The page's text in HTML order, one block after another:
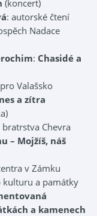
(koncert)
: autorské čtení
Nadace
: Chasidé a
Valašsko
a zítra
Chevra
– Mojžíš, náš
v Zámku
kulturu a památky
a kamenech